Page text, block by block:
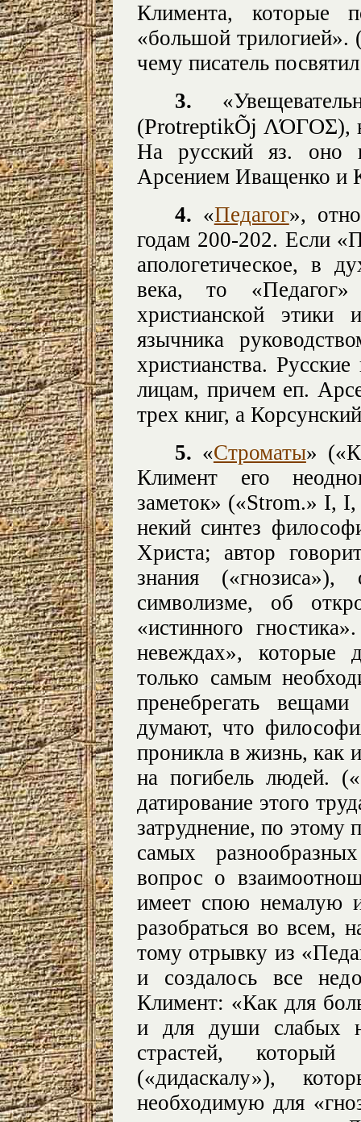
Климента, которые
«большой
чему писатель
3.
(ProtreptikÕj ΛΌΓΟΣ),
На русский яз. оно
Арсением Иващенко и
4. «Педагог»,
годам 200-202. Если
апологетическое, в
века, то «Педагог»
христианской этики
язычника
христианства.
лицам, причем еп.
трех книг, а
5. «Строматы»
Климент его
заметок» («Strom.» I,
некий синтез
Христа; автор
знания
символизме, об
«истинного
невеждах», которые
только самым
пренебрегать
думают, что
проникла в жизнь, как
на погибель людей.
датирование этого
затруднение, по этому
самых
вопрос о
имеет спою немалую
разобраться во всем,
тому отрывку из
и создалось все
Климент: «Как для
и для души слабых
страстей,
(«дидаскалу»),
необходимую для